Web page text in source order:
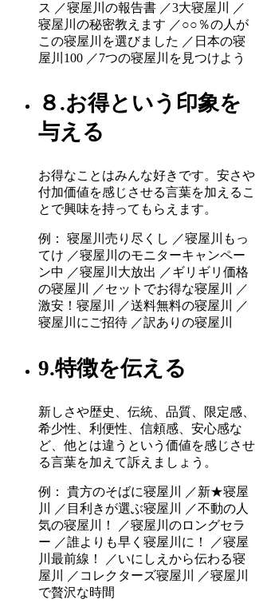
ス ／寝屋川の報告書 ／3大寝屋川 ／
寝屋川の秘密教えます ／○○％の人が
この寝屋川を選びました ／日本の寝
屋川100 ／7つの寝屋川を見つけよう
８.お得という印象を
与える
お得なことはみんな好きです。安さや
付加価値を感じさせる言葉を加えるこ
とで興味を持ってもらえます。
例： 寝屋川売り尽くし ／寝屋川もっ
てけ ／寝屋川のモニターキャンペー
ン中 ／寝屋川大放出 ／ギリギリ価格
の寝屋川 ／セットでお得な寝屋川 ／
激安！寝屋川 ／送料無料の寝屋川 ／
寝屋川にご招待 ／訳ありの寝屋川
9.特徴を伝える
新しさや歴史、伝統、品質、限定感、
希少性、利便性、信頼感、安心感な
ど、他とは違うという価値を感じさせ
る言葉を加えて訴えましょう。
例： 貴方のそばに寝屋川 ／新★寝屋
川 ／目利きが選ぶ寝屋川 ／不動の人
気の寝屋川！ ／寝屋川のロングセラ
ー ／誰よりも早く寝屋川に！ ／寝屋
川最前線！ ／いにしえから伝わる寝
屋川 ／コレクターズ寝屋川 ／寝屋川
で贅沢な時間